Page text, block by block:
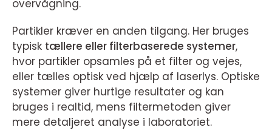
overvågning.
Partikler kræver en anden tilgang. Her bruges
typisk tællere eller filterbaserede systemer,
hvor partikler opsamles på et filter og vejes,
eller tælles optisk ved hjælp af laserlys. Optiske
systemer giver hurtige resultater og kan
bruges i realtid, mens filtermetoden giver
mere detaljeret analyse i laboratoriet.